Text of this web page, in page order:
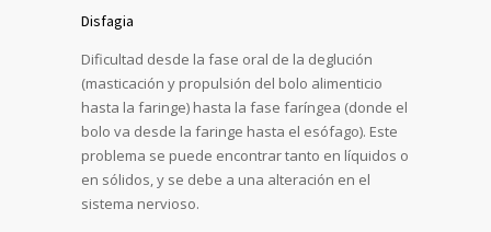
Disfagia
Dificultad desde la fase oral de la deglución
(masticación y propulsión del bolo alimenticio
hasta la faringe) hasta la fase faríngea (donde el
bolo va desde la faringe hasta el esófago). Este
problema se puede encontrar tanto en líquidos o
en sólidos, y se debe a una alteración en el
sistema nervioso.